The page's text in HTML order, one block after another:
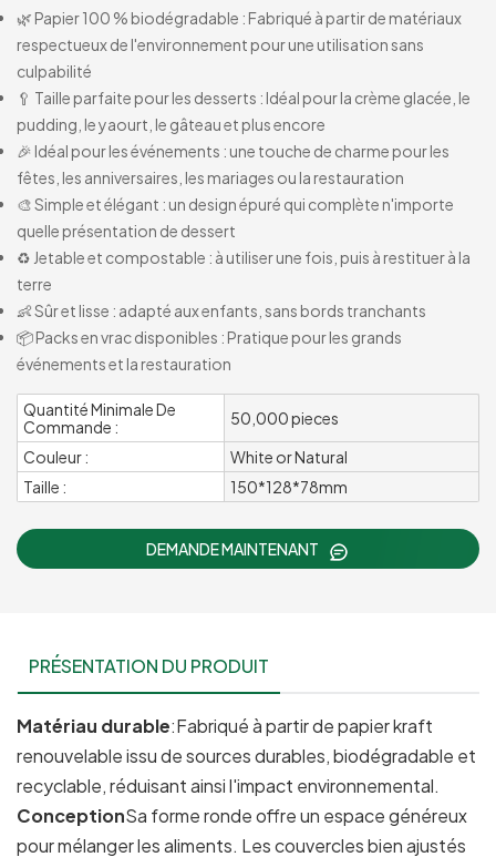
🌿 Papier 100 % biodégradable : Fabriqué à partir de matériaux
respectueux de l'environnement pour une utilisation sans
culpabilité
🥄 Taille parfaite pour les desserts : Idéal pour la crème glacée, le
pudding, le yaourt, le gâteau et plus encore
🎉 Idéal pour les événements : une touche de charme pour les
fêtes, les anniversaires, les mariages ou la restauration
🎨 Simple et élégant : un design épuré qui complète n'importe
quelle présentation de dessert
♻️ Jetable et compostable : à utiliser une fois, puis à restituer à la
terre
👶 Sûr et lisse : adapté aux enfants, sans bords tranchants
📦 Packs en vrac disponibles : Pratique pour les grands
événements et la restauration
Quantité Minimale De
Commande :
50,000 pieces
Couleur :
White or Natural
Taille :
150*128*78mm
DEMANDE MAINTENANT
PRÉSENTATION DU PRODUIT
Matériau durable:Fabriqué à partir de papier kraft
renouvelable issu de sources durables, biodégradable et
recyclable, réduisant ainsi l'impact environnemental.
ConceptionSa forme ronde offre un espace généreux
pour mélanger les aliments. Les couvercles bien ajustés